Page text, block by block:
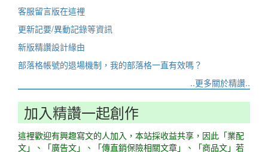
客服留言版在這裡
更新記要/異動記錄等資訊
新版精讚設計緣由
部落格帳號的退場機制，我的部落格一直有效嗎？
..更多關於精讚..
加入精讚一起創作
這裡歡迎有興趣寫文的人加入，本站採收益共享，因此「業配
文」、「廣告文」、「傳直銷保險相關文章」、「商品文」若